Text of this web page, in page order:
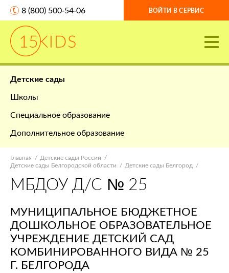
8 (800) 500-54-06 ВОЙТИ В СЕРВИС
Детские сады
Школы
Специальное образование
Дополнительное образование
Главная
Детские сады России
Детские сады Белгородской области
Детские сады Белгород
МБДОУ Д/С № 25
МУНИЦИПАЛЬНОЕ БЮДЖЕТНОЕ
ДОШКОЛЬНОЕ ОБРАЗОВАТЕЛЬНОЕ
УЧРЕЖДЕНИЕ ДЕТСКИЙ САД
КОМБИНИРОВАННОГО ВИДА № 25
Г. БЕЛГОРОДА